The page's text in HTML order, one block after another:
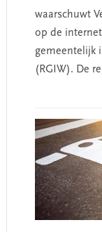
waarschuwt
op de
gemeentelijk
(RGIW). De